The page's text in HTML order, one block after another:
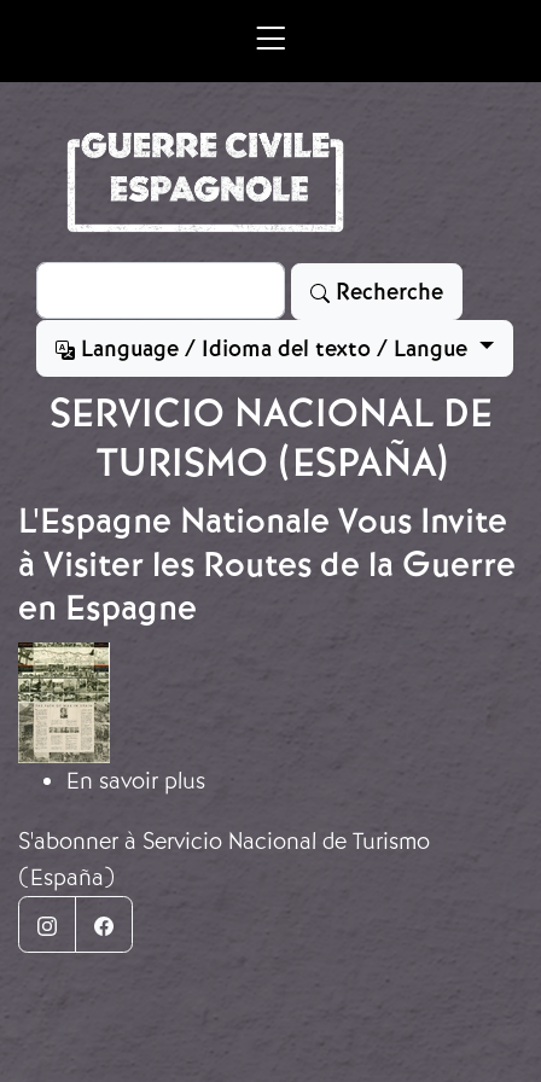
Rechercher
Recherche
Language / Idioma del texto / Langue
SERVICIO NACIONAL DE
TURISMO (ESPAÑA)
L'Espagne Nationale Vous Invite
à Visiter les Routes de la Guerre
en Espagne
Image
En savoir plussur L'Espagne Nationale Vous
S'abonner à Servicio Nacional de Turismo
(España)
InstagramFacebook